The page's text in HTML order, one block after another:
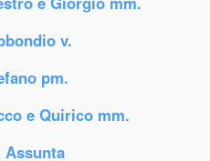
v.
pm.
e Quirico mm.
Assunta